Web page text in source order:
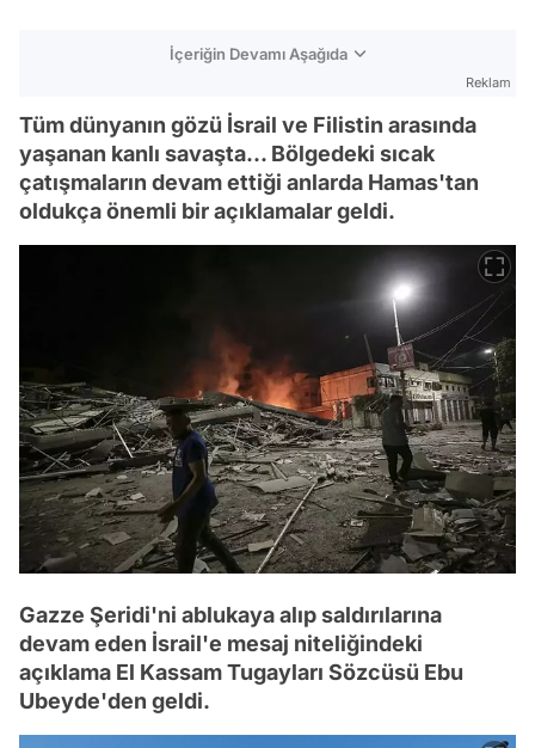
İçeriğin Devamı Aşağıda
Reklam
Tüm dünyanın gözü İsrail ve Filistin arasında
yaşanan kanlı savaşta... Bölgedeki sıcak
çatışmaların devam ettiği anlarda Hamas'tan
oldukça önemli bir açıklamalar geldi.
Gazze Şeridi'ni ablukaya alıp saldırılarına
devam eden İsrail'e mesaj niteliğindeki
açıklama El Kassam Tugayları Sözcüsü Ebu
Ubeyde'den geldi.